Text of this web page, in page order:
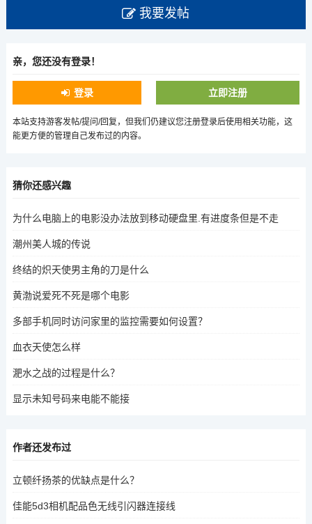
我要发帖
亲，您还没有登录！
登录 立即注册
本站支持游客发帖/提问/回复，但我们仍建议您注册登录后使用相关功能，这
能更方便的管理自己发布过的内容。
猜你还感兴趣
为什么电脑上的电影没办法放到移动硬盘里.有进度条但是不走
潮州美人城的传说
终结的炽天使男主角的刀是什么
黄渤说爱死不死是哪个电影
多部手机同时访问家里的监控需要如何设置？
血衣天使怎么样
淝水之战的过程是什么？
显示未知号码来电能不能接
作者还发布过
立顿纤扬茶的优缺点是什么？
佳能5d3相机配品色无线引闪器连接线